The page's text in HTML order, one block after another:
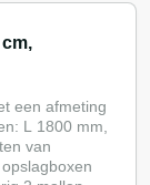
een afmeting
L 1800 mm,
van